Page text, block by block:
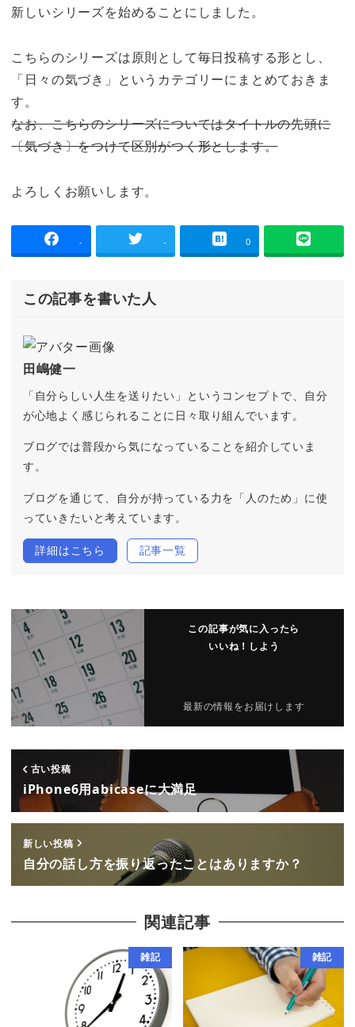
新しいシリーズを始めることにしました。
こちらのシリーズは原則として毎日投稿する形とし、
「日々の気づき」というカテゴリーにまとめておきま
す。
なお、こちらのシリーズについてはタイトルの先頭に
〔気づき〕をつけて区別がつく形とします。
よろしくお願いします。
- - 0
この記事を書いた人
田嶋健一
「自分らしい人生を送りたい」というコンセプトで、自分
が心地よく感じられることに日々取り組んでいます。
ブログでは普段から気になっていることを紹介していま
す。
ブログを通じて、自分が持っている力を「人のため」に使
っていきたいと考えています。
詳細はこちら 記事一覧
この記事が気に入ったら
いいね！しよう
最新の情報をお届けします
古い投稿
iPhone6用abicaseに大満足
新しい投稿
自分の話し方を振り返ったことはありますか？
関連記事
雑記 雑記